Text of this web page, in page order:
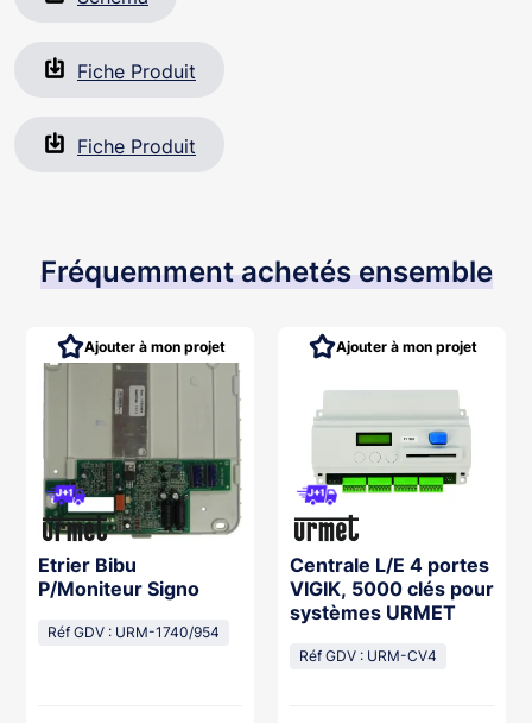
Fiche Produit
Fiche Produit
Fréquemment achetés ensemble
Etrier Bibu
P/Moniteur Signo
Réf GDV : URM-1740/954
Ajouter à mon projet
Centrale L/E 4 portes
VIGIK, 5000 clés pour
systèmes URMET
Réf GDV : URM-CV4
Ajouter à mon projet